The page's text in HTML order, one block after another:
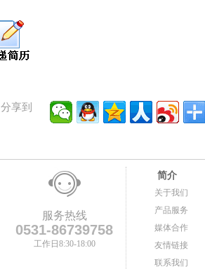
分享到
服务热线
0531-86739758
工作日8:30-18:00
简介
关于我们
产品服务
媒体合作
友情链接
联系我们